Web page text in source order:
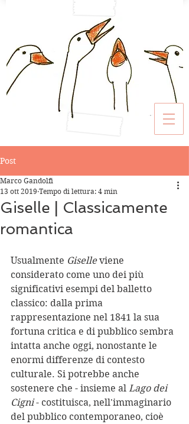
Post
Giselle | Classicamente
romantica
Marco Gandolfi
13 ott 2019 Tempo di lettura: 4 min
Usualmente Giselle viene
considerato come uno dei più
significativi esempi del balletto
classico: dalla prima
rappresentazione nel 1841 la sua
fortuna critica e di pubblico sembra
intatta anche oggi, nonostante le
enormi differenze di contesto
culturale. Si potrebbe anche
sostenere che - insieme al Lago dei
Cigni - costituisca, nell'immaginario
del pubblico contemporaneo, cioè